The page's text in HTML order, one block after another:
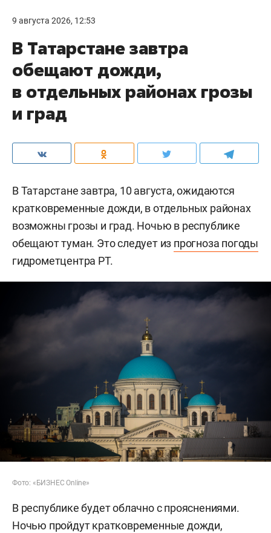
9 августа 2026, 12:53
В Татарстане завтра
обещают дожди,
в отдельных районах грозы
и град
В Татарстане завтра, 10 августа, ожидаются
кратковременные дожди, в отдельных районах
возможны грозы и град. Ночью в республике
обещают туман. Это следует из прогноза погоды
гидрометцентра РТ.
Фото: «БИЗНЕС Online»
В республике будет облачно с прояснениями.
Ночью пройдут кратковременные дожди,